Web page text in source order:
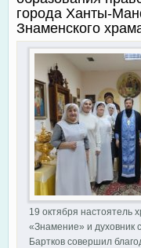
города Ханты-
Знаменского
19 октября настоятель
«Знамение» и духовник
Бартков совершил